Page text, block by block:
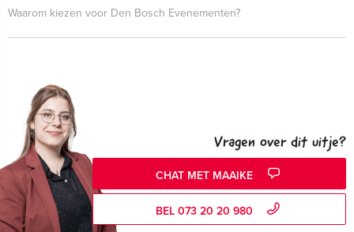
Waarom kiezen voor Den Bosch Evenementen?
Vragen over dit uitje?
CHAT MET MAAIKE
BEL 073 20 20 980